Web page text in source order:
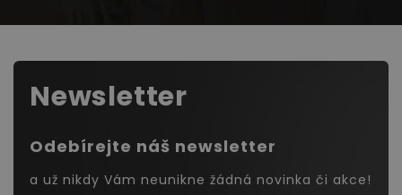
Newsletter
Odebírejte náš newsletter
a už nikdy Vám neunikne žádná novinka či akce!